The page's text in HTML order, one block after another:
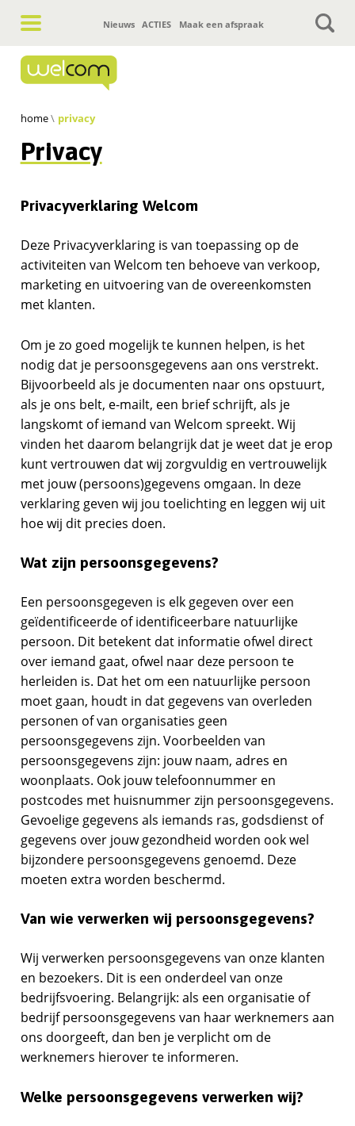
Nieuws ACTIES Maak een afspraak
Hoofdnavigatie
home privacy
Privacy
Privacyverklaring Welcom
Deze Privacyverklaring is van toepassing op de
activiteiten van Welcom ten behoeve van verkoop,
marketing en uitvoering van de overeenkomsten
met klanten.
Om je zo goed mogelijk te kunnen helpen, is het
nodig dat je persoonsgegevens aan ons verstrekt.
Bijvoorbeeld als je documenten naar ons opstuurt,
als je ons belt, e-mailt, een brief schrijft, als je
langskomt of iemand van Welcom spreekt. Wij
vinden het daarom belangrijk dat je weet dat je erop
kunt vertrouwen dat wij zorgvuldig en vertrouwelijk
met jouw (persoons)gegevens omgaan. In deze
verklaring geven wij jou toelichting en leggen wij uit
hoe wij dit precies doen.
Wat zijn persoonsgegevens?
Een persoonsgegeven is elk gegeven over een
geïdentificeerde of identificeerbare natuurlijke
persoon. Dit betekent dat informatie ofwel direct
over iemand gaat, ofwel naar deze persoon te
herleiden is. Dat het om een natuurlijke persoon
moet gaan, houdt in dat gegevens van overleden
personen of van organisaties geen
persoonsgegevens zijn. Voorbeelden van
persoonsgegevens zijn: jouw naam, adres en
woonplaats. Ook jouw telefoonnummer en
postcodes met huisnummer zijn persoonsgegevens.
Gevoelige gegevens als iemands ras, godsdienst of
gegevens over jouw gezondheid worden ook wel
bijzondere persoonsgegevens genoemd. Deze
moeten extra worden beschermd.
Van wie verwerken wij persoonsgegevens?
Wij verwerken persoonsgegevens van onze klanten
en bezoekers. Dit is een onderdeel van onze
bedrijfsvoering. Belangrijk: als een organisatie of
bedrijf persoonsgegevens van haar werknemers aan
ons doorgeeft, dan ben je verplicht om de
werknemers hierover te informeren.
Welke persoonsgegevens verwerken wij?